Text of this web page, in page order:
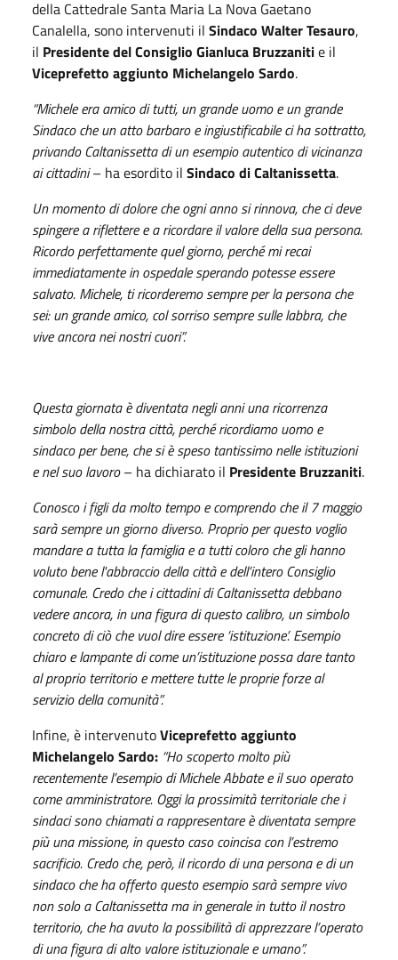
della Cattedrale Santa Maria La Nova Gaetano
Canalella, sono intervenuti il Sindaco Walter Tesauro,
il Presidente del Consiglio Gianluca Bruzzanitie il
Viceprefetto aggiunto Michelangelo Sardo.
“Michele era amico di tutti, un grande uomo e un grande
Sindaco che un atto barbaro e ingiustificabile ci ha sottratto,
privando Caltanissetta di un esempio autentico di vicinanza
ai cittadini– ha esordito il Sindaco di Caltanissetta.
Un momento di dolore che ogni anno si rinnova, che ci deve
spingere a riflettere e a ricordare il valore della sua persona.
Ricordo perfettamente quel giorno, perché mi recai
immediatamente in ospedale sperando potesse essere
salvato. Michele, ti ricorderemo sempre per la persona che
sei: un grande amico, col sorriso sempre sulle labbra, che
vive ancora nei nostri cuori”.
Questa giornata è diventata negli anni una ricorrenza
simbolo della nostra città, perché ricordiamo uomo e
sindaco per bene, che si è speso tantissimo nelle istituzioni
e nel suo lavoro– ha dichiarato il Presidente Bruzzaniti.
Conosco i figli da molto tempo e comprendo che il 7 maggio
sarà sempre un giorno diverso. Proprio per questo voglio
mandare a tutta la famiglia e a tutti coloro che gli hanno
voluto bene l'abbraccio della città e dell’intero Consiglio
comunale. Credo che i cittadini di Caltanissetta debbano
vedere ancora, in una figura di questo calibro, un simbolo
concreto di ciò che vuol dire essere ‘istituzione’. Esempio
chiaro e lampante di come un’istituzione possa dare tanto
al proprio territorio e mettere tutte le proprie forze al
servizio della comunità”.
Infine, è intervenutoViceprefetto aggiunto
Michelangelo Sardo: “Ho scoperto molto più
recentemente l’esempio di Michele Abbate e il suo operato
come amministratore. Oggi la prossimità territoriale che i
sindaci sono chiamati a rappresentare è diventata sempre
più una missione, in questo caso coincisa con l’estremo
sacrificio. Credo che, però, il ricordo di una persona e di un
sindaco che ha offerto questo esempio sarà sempre vivo
non solo a Caltanissetta ma in generale in tutto il nostro
territorio, che ha avuto la possibilità di apprezzare l’operato
di una figura di alto valore istituzionale e umano”.